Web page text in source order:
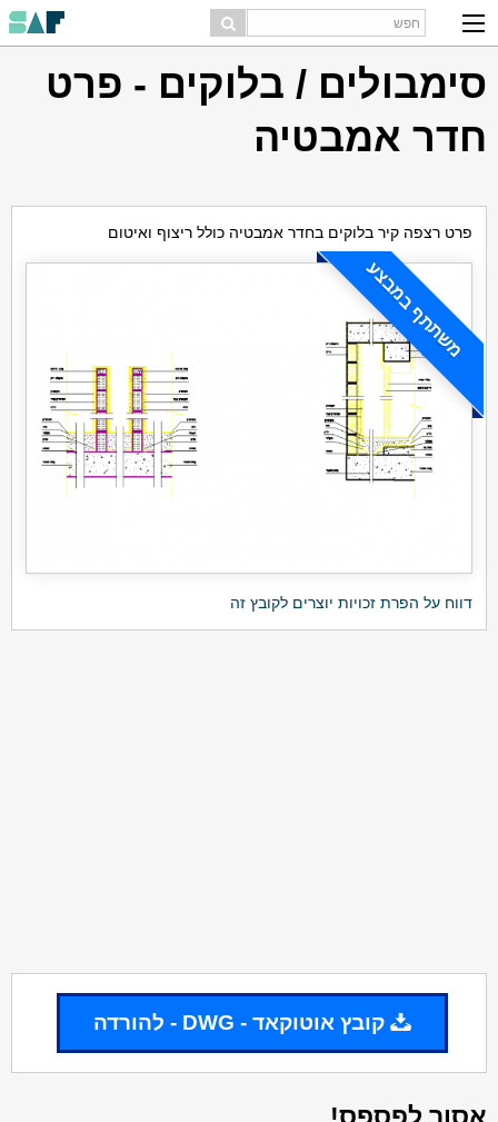
סימבולים / בלוקים - פרט
חדר אמבטיה
פרט רצפה קיר בלוקים בחדר אמבטיה כולל ריצוף ואיטום
משתתף במבצע
דווח על הפרת זכויות יוצרים לקובץ זה
קובץ אוטוקאד - DWG - להורדה
אסור לפספס!